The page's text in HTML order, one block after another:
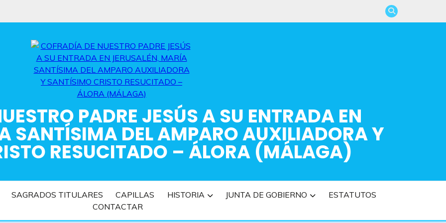
PADRE JESÚS A SU ENTRADA EN
SANTÍSIMA DEL AMPARO AUXILIADORA Y
RESUCITADO – ÁLORA (MÁLAGA)
SAGRADOS TITULARES CAPILLAS HISTORIA JUNTA DE GOBIERNO
ESTATUTOS
CONTACTAR